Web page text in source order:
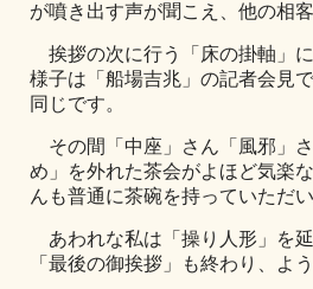
が噴き出す声が聞こえ、他の相
挨拶の次に行う「床の掛軸」
様子は「船場吉兆」の記者会見
同じです。
その間「中座」さん「風邪」
め」を外れた茶会がよほど気楽
んも普通に茶碗を持っていただ
あわれな私は「操り人形」を
「最後の御挨拶」も終わり、よ